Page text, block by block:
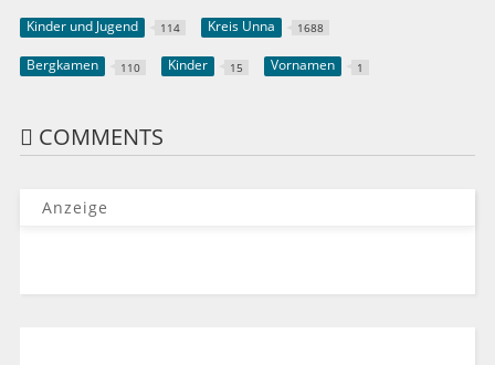
Kinder und Jugend 114 Kreis Unna 1688
Bergkamen 110 Kinder 15 Vornamen 1
COMMENTS
Anzeige